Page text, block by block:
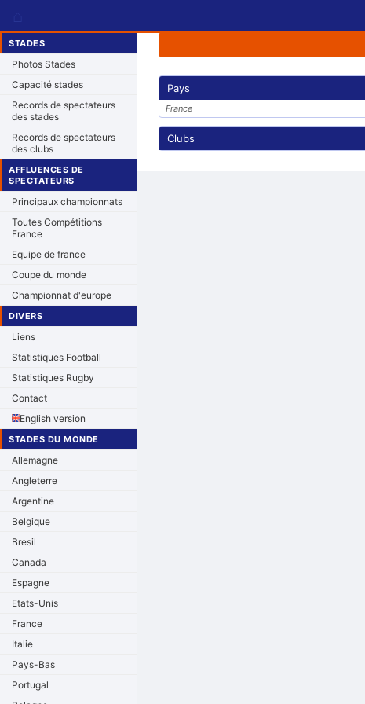
STADES
Photos Stades
Capacité stades
Records de spectateurs
des stades
Records de spectateurs
des clubs
AFFLUENCES DE
SPECTATEURS
Principaux championnats
Toutes Compétitions
France
Equipe de france
Coupe du monde
Championnat d'europe
DIVERS
Liens
Statistiques Football
Statistiques Rugby
Contact
English version
STADES DU MONDE
Allemagne
Angleterre
Argentine
Belgique
Bresil
Canada
Espagne
Etats-Unis
France
Italie
Pays-Bas
Portugal
Pays
France
Clubs